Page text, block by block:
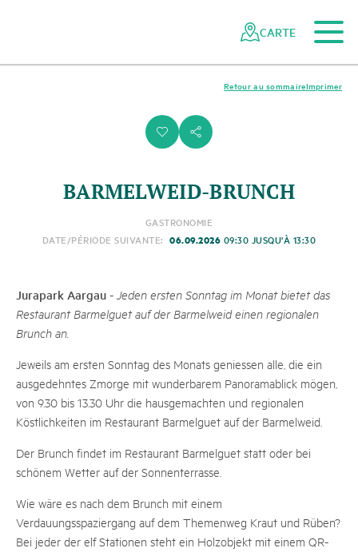
réseau
CARTE
i s
Imprimer
Retour au sommaire
BARMELWEID-BRUNCH
GASTRONOMIE
DATE/PÉRIODE SUIVANTE: 06.09.2026 09:30 JUSQU'À 13:30
Jurapark Aargau - Jeden ersten Sonntag im Monat bietet das
Restaurant Barmelguet auf der Barmelweid einen regionalen
Brunch an.
Jeweils am ersten Sonntag des Monats geniessen alle, die ein
ausgedehntes Zmorge mit wunderbarem Panoramablick mögen,
von 9.30 bis 13.30 Uhr die hausgemachten und regionalen
Köstlichkeiten im Restaurant Barmelguet auf der Barmelweid.
Der Brunch findet im Restaurant Barmelguet statt oder bei
schönem Wetter auf der Sonnenterrasse.
Wie wäre es nach dem Brunch mit einem
Verdauungsspaziergang auf dem Themenweg Kraut und Rüben?
Bei jeder der elf Stationen steht ein Holzobjekt mit einem QR-